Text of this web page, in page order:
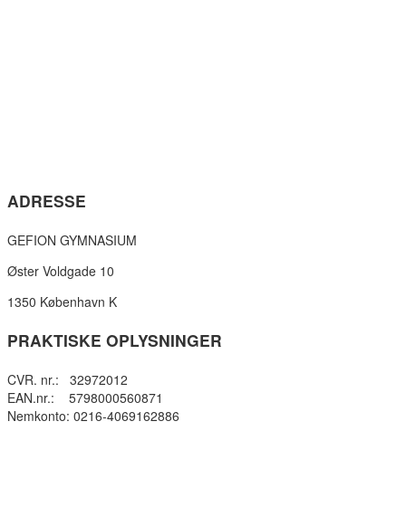
ADRESSE
GEFION GYMNASIUM
Øster Voldgade 10
1350 København K
PRAKTISKE OPLYSNINGER
CVR. nr.: 32972012
EAN.nr.: 5798000560871
Nemkonto: 0216-4069162886